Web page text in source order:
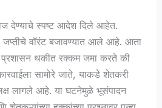
देण्याचे स्पष्ट आदेश दिले आहेत.
वॉरंट बजावण्यात आले आहे. आता
प्रशासन थकीत रक्कम जमा करते की
सामोरे जाते, याकडे शेतकरी
लागले आहे. या घटनेमुळे भूसंपादन